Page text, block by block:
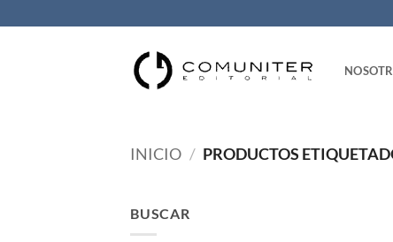
al
INICIO / PRODUCTOS
BUSCAR